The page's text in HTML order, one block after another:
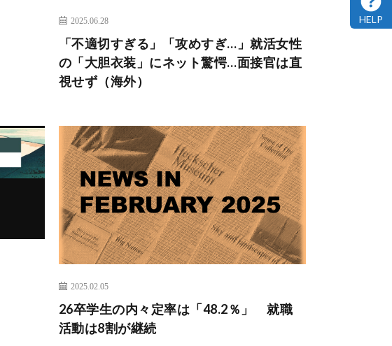
2025.06.28
「不適切すぎる」「攻めすぎ…」就活女性
の「大胆衣装」にネット驚愕…面接官は直
視せず（海外）
2025.02.05
26卒学生の内々定率は「48.2％」 就職
活動は8割が継続
HELP